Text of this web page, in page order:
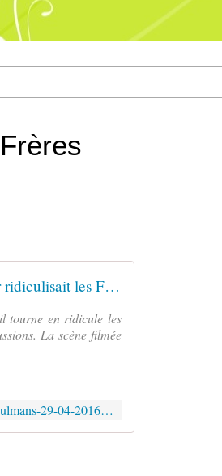
Quand Nasser ridiculisait les Frères musulmans
tourne en ridicule les
La scène filmée
http://www.lepoint.fr/societe/quand-nasser-ridiculisait-les-freres-musulmans-29-04-2016-2035815_23.php